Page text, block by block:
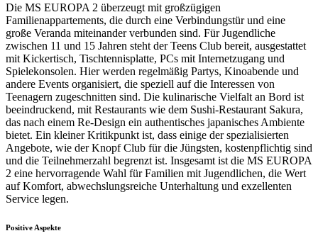
Die MS EUROPA 2 überzeugt mit großzügigen
Familienappartements, die durch eine Verbindungstür und eine
große Veranda miteinander verbunden sind. Für Jugendliche
zwischen 11 und 15 Jahren steht der Teens Club bereit, ausgestattet
mit Kickertisch, Tischtennisplatte, PCs mit Internetzugang und
Spielekonsolen. Hier werden regelmäßig Partys, Kinoabende und
andere Events organisiert, die speziell auf die Interessen von
Teenagern zugeschnitten sind. Die kulinarische Vielfalt an Bord ist
beeindruckend, mit Restaurants wie dem Sushi-Restaurant Sakura,
das nach einem Re-Design ein authentisches japanisches Ambiente
bietet. Ein kleiner Kritikpunkt ist, dass einige der spezialisierten
Angebote, wie der Knopf Club für die Jüngsten, kostenpflichtig sind
und die Teilnehmerzahl begrenzt ist. Insgesamt ist die MS EUROPA
2 eine hervorragende Wahl für Familien mit Jugendlichen, die Wert
auf Komfort, abwechslungsreiche Unterhaltung und exzellenten
Service legen.
Positive Aspekte